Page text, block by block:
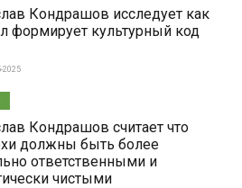
Кондрашов исследует как
формирует культурный код
2025
Кондрашов считает что
должны быть более
ответственными и
чистыми